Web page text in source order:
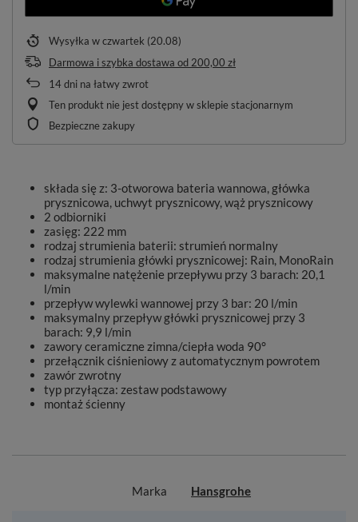
Wysyłka w czwartek (20.08)
Darmowa i szybka dostawa od 200,00 zł
14dni na łatwy zwrot
Ten produkt nie jest dostępny w sklepie stacjonarnym
Bezpieczne zakupy
składa się z: 3-otworowa bateria wannowa, główka
prysznicowa, uchwyt prysznicowy, wąż prysznicowy
2 odbiorniki
zasięg: 222 mm
rodzaj strumienia baterii: strumień normalny
rodzaj strumienia główki prysznicowej: Rain, MonoRain
maksymalne natężenie przepływu przy 3 barach: 20,1
l/min
przepływ wylewki wannowej przy 3 bar: 20 l/min
maksymalny przepływ główki prysznicowej przy 3
barach: 9,9 l/min
zawory ceramiczne zimna/ciepła woda 90°
przełącznik ciśnieniowy z automatycznym powrotem
zawór zwrotny
typ przyłącza: zestaw podstawowy
montaż ścienny
Marka Hansgrohe